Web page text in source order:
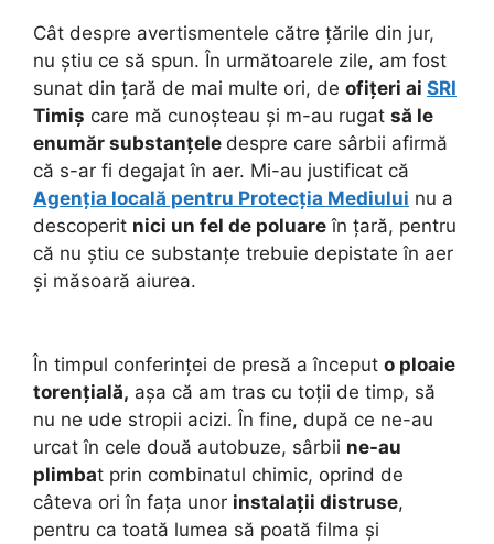
Cât despre avertismentele către țările din jur,
nu știu ce să spun. În următoarele zile, am fost
sunat din țară de mai multe ori, de ofițeri ai SRI
Timiș care mă cunoșteau și m-au rugat să le
enumăr substanțele despre care sârbii afirmă
că s-ar fi degajat în aer. Mi-au justificat că
Agenția locală pentru Protecția Mediului nu a
descoperit nici un fel de poluare în țară, pentru
că nu știu ce substanțe trebuie depistate în aer
și măsoară aiurea.
În timpul conferinței de presă a început o ploaie
torențială, așa că am tras cu toții de timp, să
nu ne ude stropii acizi. În fine, după ce ne-au
urcat în cele două autobuze, sârbii ne-au
plimbat prin combinatul chimic, oprind de
câteva ori în fața unor instalații distruse,
pentru ca toată lumea să poată filma și